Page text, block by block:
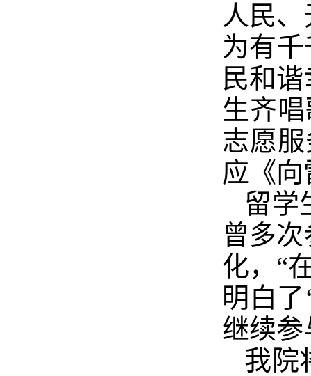
人民
为有
民和
生齐
志愿
应《
留学
曾多
化， “
明白
继续参
我院